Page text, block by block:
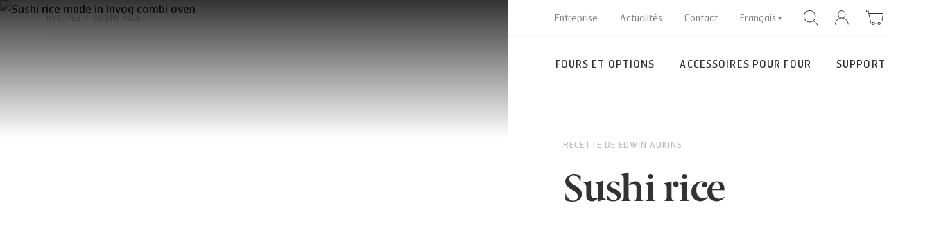
SUSHI RICE Entreprise Actualités Contact Français
FOURS ET OPTIONS ACCESSOIRES POUR FOUR SUPPORT
RECETTE DE EDWIN ADKINS
Sushi rice